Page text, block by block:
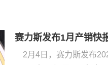
赛力斯发布1月产销快
2月4日，赛力斯发布